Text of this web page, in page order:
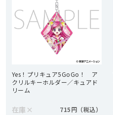
Yes！プリキュア5GoGo！ ア
クリルキーホルダー／キュアド
リーム
在庫 × 715円